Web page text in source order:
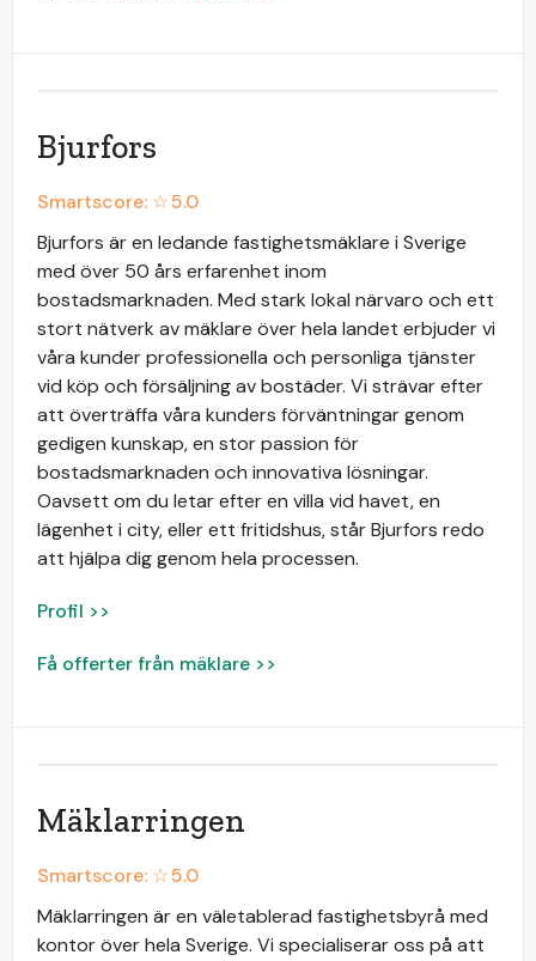
Bjurfors
Smartscore: ☆5.0
Bjurfors är en ledande fastighetsmäklare i Sverige
med över 50 års erfarenhet inom
bostadsmarknaden. Med stark lokal närvaro och ett
stort nätverk av mäklare över hela landet erbjuder vi
våra kunder professionella och personliga tjänster
vid köp och försäljning av bostäder. Vi strävar efter
att överträffa våra kunders förväntningar genom
gedigen kunskap, en stor passion för
bostadsmarknaden och innovativa lösningar.
Oavsett om du letar efter en villa vid havet, en
lägenhet i city, eller ett fritidshus, står Bjurfors redo
att hjälpa dig genom hela processen.
Profil >>
Få offerter från mäklare >>
Mäklarringen
Smartscore: ☆5.0
Mäklarringen är en väletablerad fastighetsbyrå med
kontor över hela Sverige. Vi specialiserar oss på att